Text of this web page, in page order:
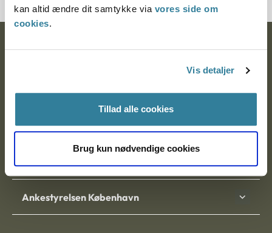
kan altid ændre dit samtykke via vores side om
cookies.
Vis detaljer
Tillad alle cookies
Brug kun nødvendige cookies
Ankestyrelsen
Ankestyrelsen København